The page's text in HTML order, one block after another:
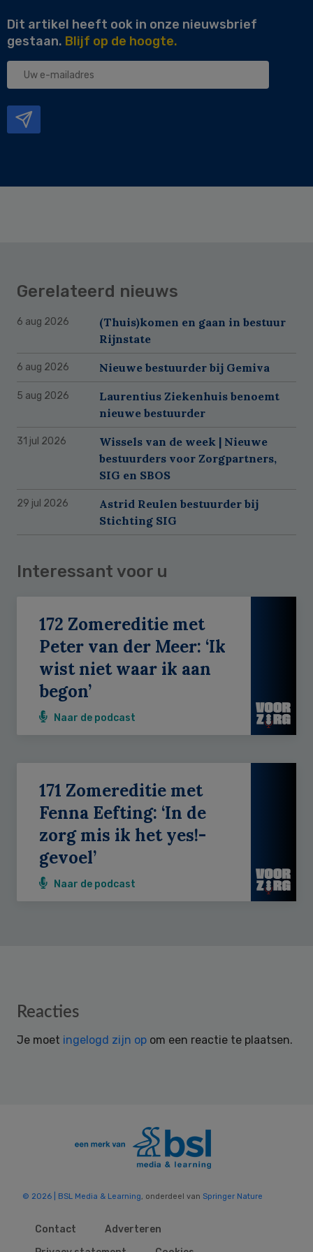
Dit artikel heeft ook in onze nieuwsbrief
gestaan. Blijf op de hoogte.
Uw
Gerelateerd nieuws
6 aug 2026
(Thuis)komen en gaan in bestuur
Rijnstate
6 aug 2026 Nieuwe bestuurder bij Gemiva
5 aug 2026
Laurentius Ziekenhuis benoemt
nieuwe bestuurder
31 jul 2026
Wissels van de week | Nieuwe
bestuurders voor Zorgpartners,
SIG en SBOS
29 jul 2026
Astrid Reulen bestuurder bij
Stichting SIG
Interessant voor u
172 Zomereditie met
Peter van der Meer: ‘Ik
wist niet waar ik aan
begon’
Naar de podcast
171 Zomereditie met
Fenna Eefting: ‘In de
zorg mis ik het yes!-
gevoel’
Naar de podcast
Reader
Reacties
Je moet ingelogd zijn op om een reactie te plaatsen.
© 2026 | BSL Media & Learning, onderdeel van Springer Nature
Contact
Adverteren